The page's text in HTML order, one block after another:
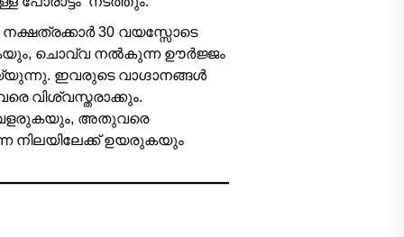
30 വയസ്സോടെ
ചൊവ്വ നൽകുന്ന ഊർജ്ജം
ഇവരുടെ വാഗ്ദാനങ്ങൾ
വിശ്വസ്തരാക്കും.
വളരുകയും, അതുവരെ
നിലയിലേക്ക് ഉയരുകയും